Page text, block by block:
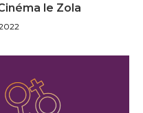
le Zola